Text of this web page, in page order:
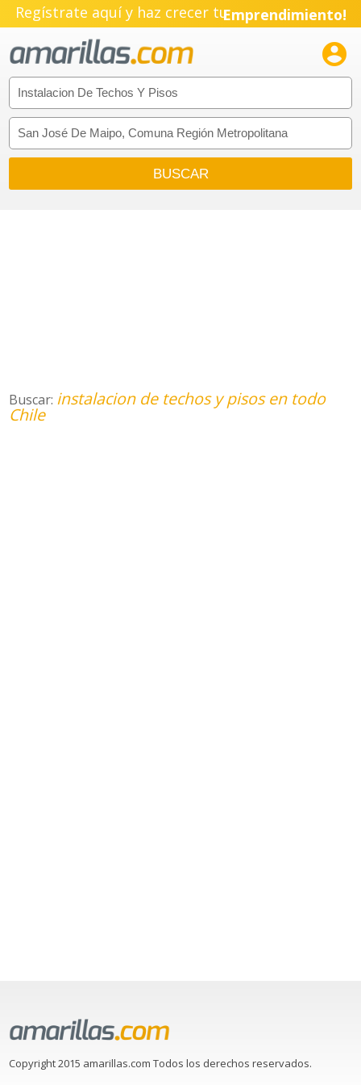
Regístrate aquí y haz crecer tuEmprendimiento!

Buscar: instalacion de techos y pisos en todo
Chile
Copyright 2015 amarillas.com Todos los derechos reservados.